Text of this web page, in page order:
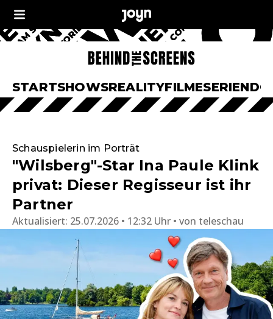
STARTSHOWSREALITYFILMESERIEN
Schauspielerin im Porträt
"Wilsberg"-Star Ina Paule Klink
privat: Dieser Regisseur ist ihr
Partner
Aktualisiert: 25.07.2026 • 12:32 Uhr von teleschau